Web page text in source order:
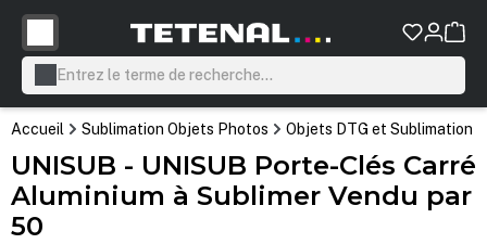
principal
Accueil Sublimation Objets Photos Objets DTG et Sublimation
UNISUB - UNISUB Porte-Clés Carré
Aluminium à Sublimer Vendu par
50